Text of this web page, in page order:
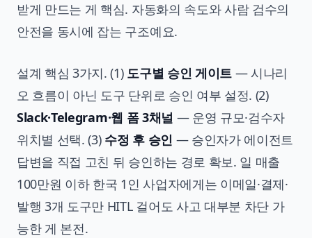
받게 만드는 게 핵심. 자동화의 속도와 사람 검수의
안전을 동시에 잡는 구조예요.
설계 핵심 3가지. (1) 도구별 승인 게이트 — 시나리
오 흐름이 아닌 도구 단위로 승인 여부 설정. (2)
Slack·Telegram·웹 폼 3채널 — 운영 규모·검수자
위치별 선택. (3) 수정 후 승인 — 승인자가 에이전트
답변을 직접 고친 뒤 승인하는 경로 확보. 일 매출
100만원 이하 한국 1인 사업자에게는 이메일·결제·
발행 3개 도구만 HITL 걸어도 사고 대부분 차단 가
능한 게 본전.